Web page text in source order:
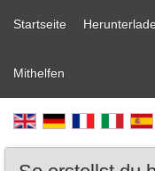
Startseite
Mithelfen